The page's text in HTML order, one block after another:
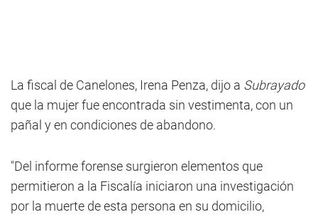
La fiscal de Canelones, Irena Penza, dijo a Subrayado
que la mujer fue encontrada sin vestimenta, con un
pañal y en condiciones de abandono.
"Del informe forense surgieron elementos que
permitieron a la Fiscalía iniciaron una investigación
por la muerte de esta persona en su domicilio,